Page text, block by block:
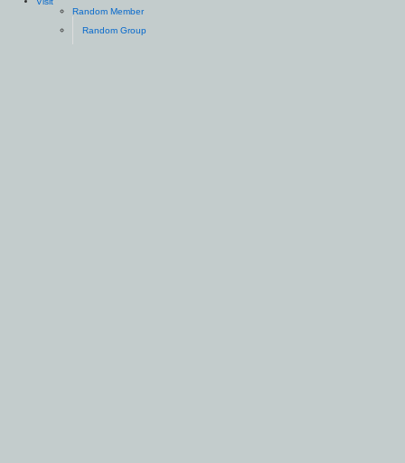
Random Member
Random Group